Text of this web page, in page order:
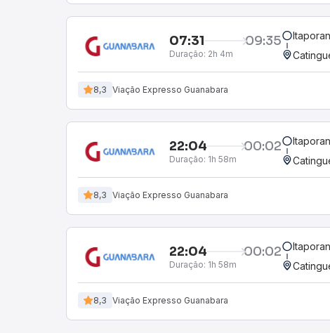
07:31 09:35
Duração: 2h 4m
8,3 Viação Expresso Guanabara
22:04 00:02
Duração: 1h 58m
8,3 Viação Expresso Guanabara
22:04 00:02
Duração: 1h 58m
8,3 Viação Expresso Guanabara